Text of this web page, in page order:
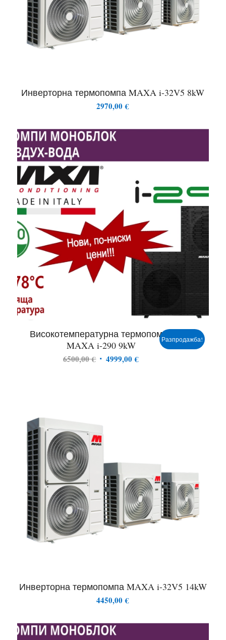
Инверторна термопомпа MAXA i-32V5 8kW
2970,00€
Високотемпературна термопомпа
MAXA i-290 9kW
6500,00€ Original
4999,00€Текущата
Разпродажба!
Инверторна термопомпа MAXA i-32V5 14kW
4450,00€